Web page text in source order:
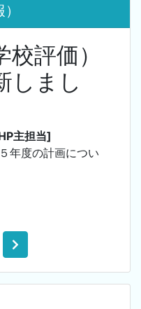
評価）
しまし
主担当]
年度の計画につい